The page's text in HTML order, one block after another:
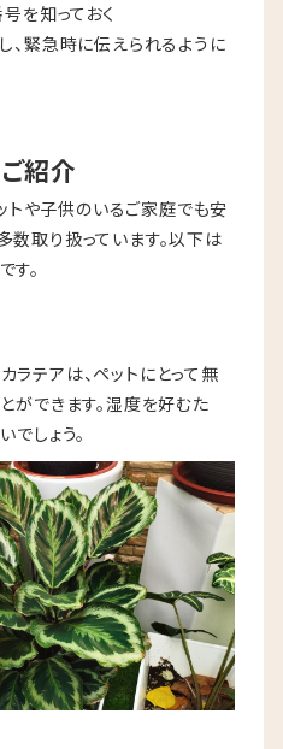
を知っておく
緊急時に伝えられるように
紹介
トや子供のいるご家庭でも安
取り扱っています。以下は
。
テアは、ペットにとって無
ができます。湿度を好むた
でしょう。